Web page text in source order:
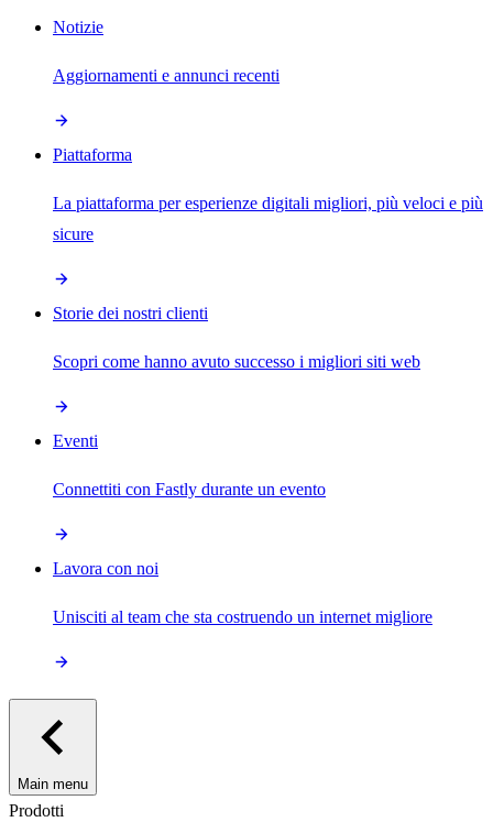
Notizie
Aggiornamenti e annunci recenti
Piattaforma
La piattaforma per esperienze digitali migliori, più veloci e più
sicure
Storie dei nostri clienti
Scopri come hanno avuto successo i migliori siti web
Eventi
Connettiti con Fastly durante un evento
Lavora con noi
Unisciti al team che sta costruendo un internet migliore
Main menu
Prodotti